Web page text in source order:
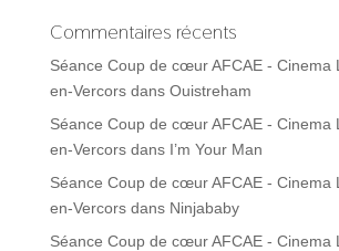
Commentaires récents
Séance Coup de cœur AFCAE - Cinema
en-Vercorsdans Ouistreham
Séance Coup de cœur AFCAE - Cinema
en-Vercorsdans I’m Your Man
Séance Coup de cœur AFCAE - Cinema
en-Vercorsdans Ninjababy
Séance Coup de cœur AFCAE - Cinema